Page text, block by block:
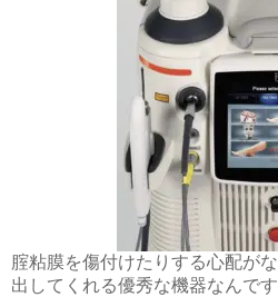
腟粘膜を傷付けたりする心配が
出してくれる優秀な機器なんです